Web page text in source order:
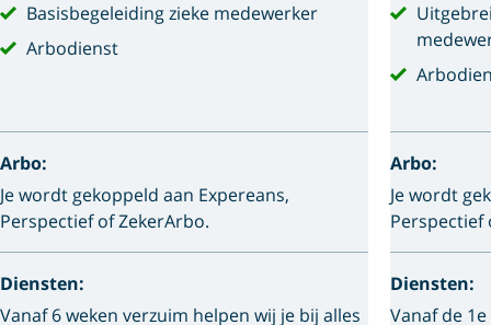
Basisbegeleiding zieke medewerker
Arbodienst
Arbo:
Je wordt gekoppeld aan Expereans,
Perspectief of ZekerArbo.
Diensten:
Vanaf 6 weken verzuim helpen wij je bij alles
Arbo:
Je wordt
Perspectief
Diensten:
Vanaf de